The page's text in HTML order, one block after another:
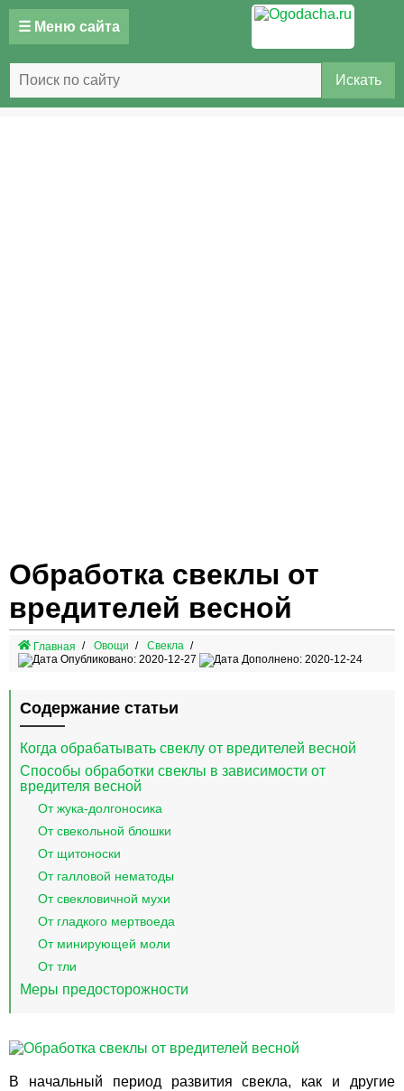
☰ Меню сайта
Искать
Обработка свеклы от
вредителей весной
Главная Овощи
Свекла
Опубликовано: 2020-12-27
Дополнено: 2020-12-24
Содержание статьи
Когда обрабатывать свеклу от вредителей весной
Способы обработки свеклы в зависимости от
вредителя весной
От жука-долгоносика
От свекольной блошки
От щитоноски
От галловой нематоды
От свекловичной мухи
От гладкого мертвоеда
От минирующей моли
От тли
Меры предосторожности
В начальный период развития свекла, как и другие